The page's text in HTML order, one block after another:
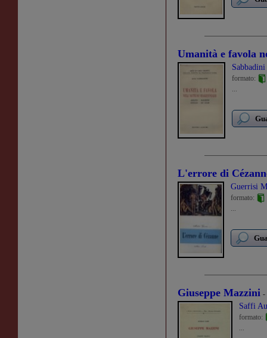
Umanità e favola
formato:
...
L'errore di
Guerrisi
formato:
...
Giuseppe Mazzini -
Saffi
formato:
...